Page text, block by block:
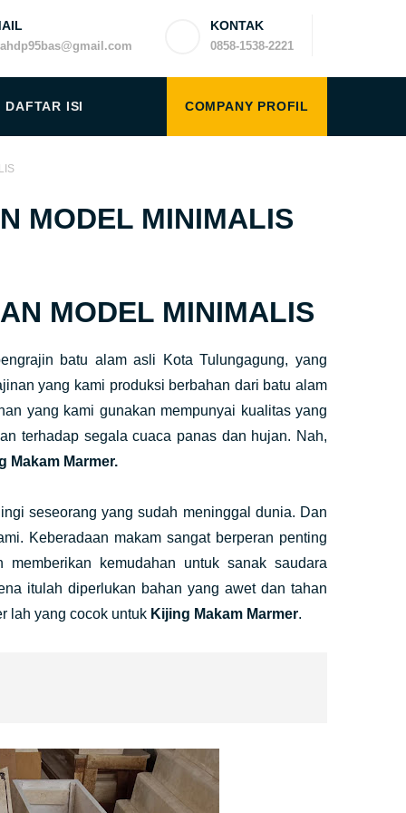
KONTAK
0858-1538-2221
DAFTAR ISI COMPANY PROFIL
MODEL MINIMALIS
MODEL MINIMALIS
batu alam asli Kota Tulungagung, yang
yang kami produksi berbahan dari batu alam
yang kami gunakan mempunyai kualitas yang
terhadap segala cuaca panas dan hujan. Nah,
Makam Marmer.
seseorang yang sudah meninggal dunia. Dan
Keberadaan makam sangat berperan penting
kemudahan untuk sanak saudara
itulah diperlukan bahan yang awet dan tahan
lah yang cocok untuk Kijing Makam Marmer.